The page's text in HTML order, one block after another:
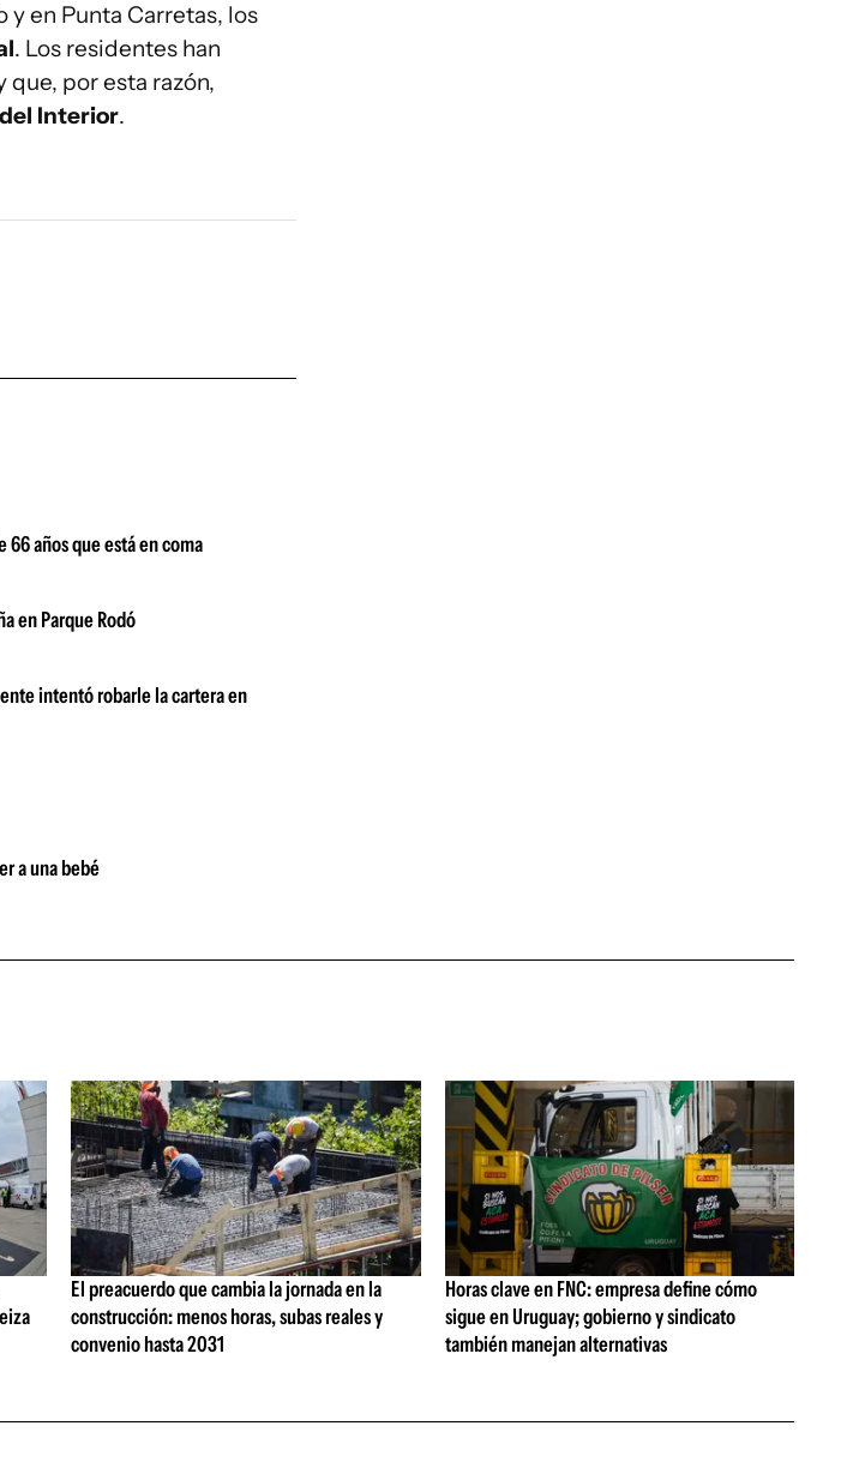
en Punta Carretas, los
. Los residentes han
que, por esta razón,
Interior.
años que está en coma
en Parque Rodó
intentó robarle la cartera en
a una bebé
El preacuerdo que cambia la jornada en la
construcción: menos horas, subas reales y
convenio hasta 2031
Horas clave en FNC: empresa define cómo
sigue en Uruguay; gobierno y sindicato
también manejan alternativas